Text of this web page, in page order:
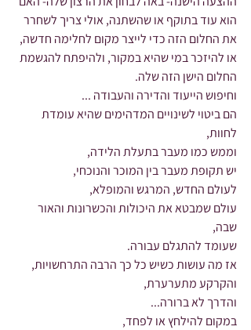
הוא עוד בתוקף או שהשתנה, אולי צריך לשחרר
את החלום הזה כדי לייצר מקום לחלימה חדשה,
או להיזכר במי שהיא במקור, ולהיפתח להגשמת
החלום הישן הזה שלה.
וחיפוש הייעוד והדירה והעבודה ...
הם ביטוי לשינויים המדהימים שהיא עומדת
לחוות,
וממש כמו מעבר בתעלת הלידה,
יש תקופת מעבר בין המוכר והנוכחי,
לעולם החדש, המרגש והמופלא,
עולם שמבטא את היכולות והכשרונות והאור
שבה,
שעומד להתגלם עבורה.
אז מה עושות כשיש כל כך הרבה התרחשויות,
והקרקע מתערערת,
והדרך לא ברורה...
במקום להילחץ או לפחד,